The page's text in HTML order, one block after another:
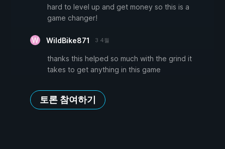
hard to level up and get money so this is a
game changer!
WildBike871 3 4월
thanks this helped so much with the grind it
takes to get anything in this game
토론 참여하기